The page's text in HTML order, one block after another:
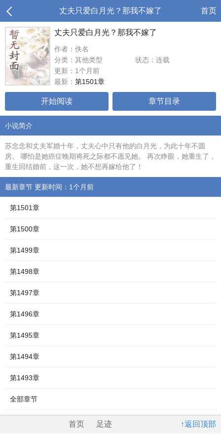
丈夫只爱白月光？那我不嫁了 首页
丈夫只爱白月光？那我不嫁了
作者：佚名
分类：其他类型
状态：连载
更新：1个月前
最新： 第1501章
开始阅读 章节目录
小说简介
苏念念和丈夫军婚十年，丈夫心中只有他的白月光，为此十年不圆
房。 哪怕是她癌症晚期将死之际都不愿见她。 再次睁眼，她重生了，
重生回结婚前，这一次，她不想再嫁给他了！
最新章节 更新时间：1个月前
第1501章
第1500章
第1499章
第1498章
第1497章
第1496章
第1495章
第1494章
第1493章
全部章节
↑返回顶部
首页 足迹